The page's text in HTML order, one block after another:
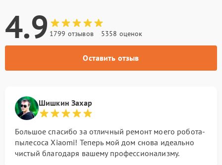
4.9 1799 отзывов 5358 оценок
Оставить отзыв
Шишкин Захар
Большое спасибо за отличный ремонт моего робота-
пылесоса Xiaomi! Теперь мой дом снова идеально
чистый благодаря вашему профессионализму.